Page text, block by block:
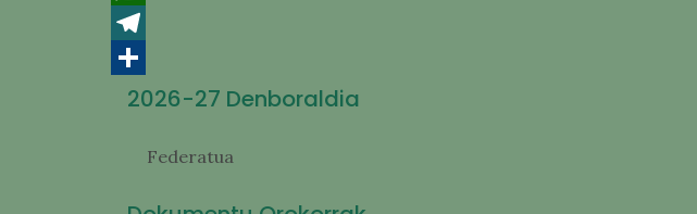
WhatsApp
Telegram
Share
2026-27 Denboraldia
Federatua